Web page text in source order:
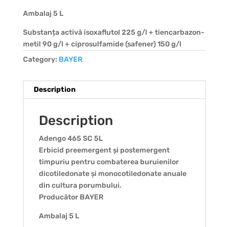
Ambalaj 5 L
Substanța activă isoxaflutol 225 g/l + tiencarbazon-
metil 90 g/l + ciprosulfamide (safener) 150 g/l
Category: BAYER
Description
Description
Adengo 465 SC 5L
Erbicid preemergent și postemergent
timpuriu pentru combaterea buruienilor
dicotiledonate și monocotiledonate anuale
din cultura porumbului.
Producător BAYER
Ambalaj 5 L